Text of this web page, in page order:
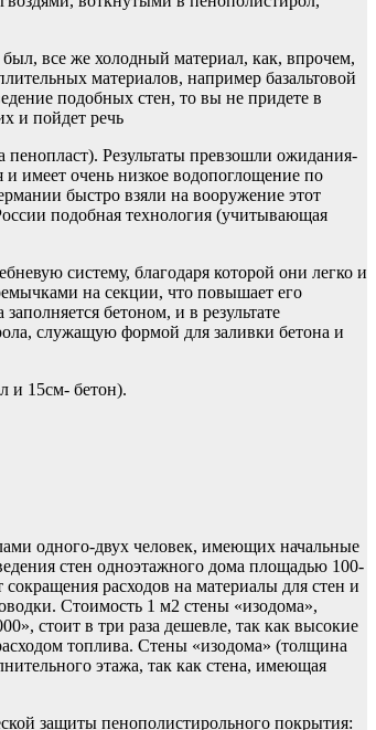
все же холодный материал, как, впрочем,
материалов, например базальтовой
подобных стен, то вы не придете в
и пойдет речь
Результаты превзошли ожидания-
имеет очень низкое водопоглощение по
быстро взяли на вооружение этот
подобная технология (учитывающая
систему, благодаря которой они легко и
на секции, что повышает его
бетоном, и в результате
служащую формой для заливки бетона и
и 15см- бетон).
одного-двух человек, имеющих начальные
стен одноэтажного дома площадью 100-
расходов на материалы для стен и
Стоимость 1 м2 стены «изодома»,
стоит в три раза дешевле, так как высокие
топлива. Стены «изодома» (толщина
этажа, так как стена, имеющая
защиты пенополистирольного покрытия: